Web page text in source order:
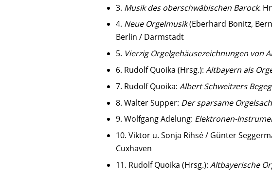
3. Musik des oberschwäbischen Barock.
4. Neue Orgelmusik(Eberhard Bonitz,
Berlin / Darmstadt
5. Vierzig Orgelgehäusezeichnungen von
6. Rudolf Quoika (Hrsg.): Altbayern als
7. Rudolf Quoika: Albert Schweitzers
8. Walter Supper: Der sparsame
9. Wolfgang Adelung: Elektronen-
10. Viktor u. Sonja Rihsé / Günter
Cuxhaven
11. Rudolf Quoika (Hrsg.): Altbayerische